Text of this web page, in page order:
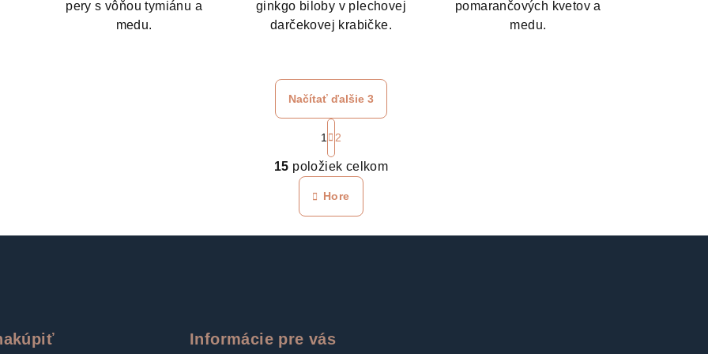
pery s vôňou tymiánu a
medu.
ginkgo biloby v plechovej
darčekovej krabičke.
pomarančových kvetov a
medu.
O
v
l
á
e
Načítať ďalšie 3
S
t
r
á
n
k
o
1 2
15 položiek celkom
Hore
Informácie pre vás